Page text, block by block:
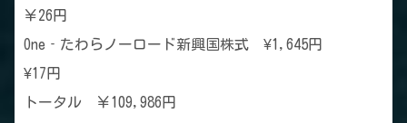
￥26円
One‐たわらノーロード新興国株式 ¥1,645円
¥17円
トータル ￥109,986円